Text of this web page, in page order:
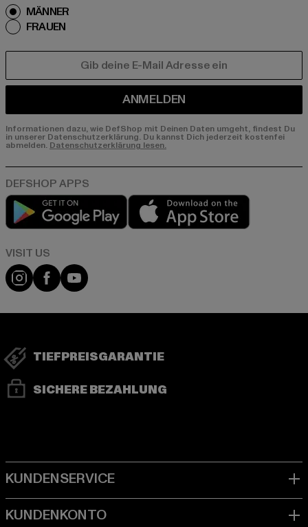
MÄNNER
FRAUEN
ANMELDEN
Informationen dazu, wie DefShop mit Deinen Daten umgeht, findest Du
in unserer Datenschutzerklärung. Du kannst Dich jederzeit kostenfei
abmelden. Datenschutzerklärung lesen.
Play market
Visit our Instagram page:
Visit our Facebook page:
Visit our YouTube channel:
TIEFPREISGARANTIE
SICHERE BEZAHLUNG